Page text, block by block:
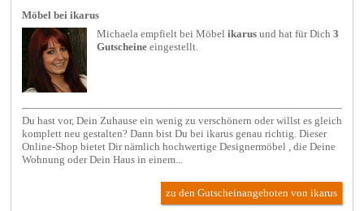
Möbel bei ikarus
Michaela empfielt beiMöbel ikarus und hat für Dich3
Gutscheine eingestellt.
Du hast vor, Dein Zuhause ein wenig zu verschönern oder willst es gleich
komplett neu gestalten? Dann bist Du bei ikarus genau richtig. Dieser
Online-Shop bietet Dir nämlich hochwertige Designermöbel , die Deine
Wohnung oder Dein Haus in einem...
zu den Gutscheinangeboten von ikarus